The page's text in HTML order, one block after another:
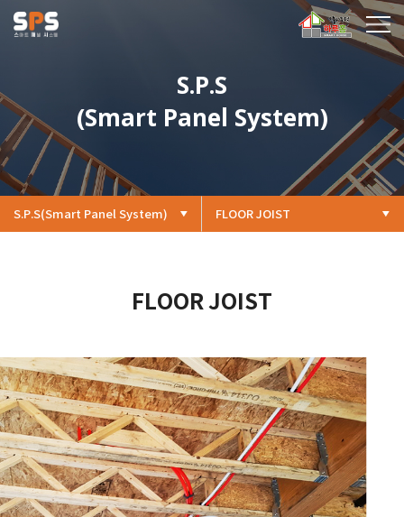
S.P.S
(Smart Panel System)
S.P.S(Smart Panel System) FLOOR JOIST
FLOOR JOIST